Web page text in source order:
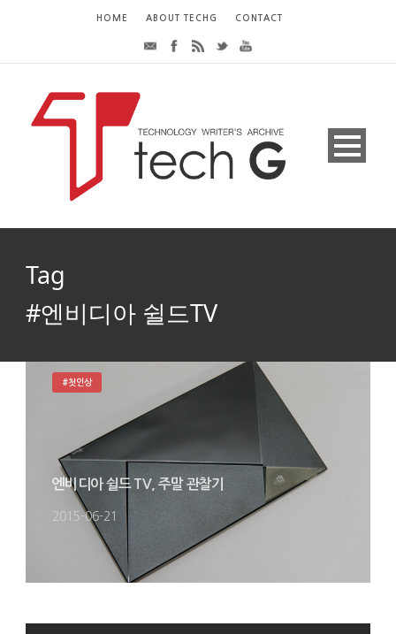
HOME ABOUT TECHG CONTACT
Tag
#엔비디아 쉴드TV
엔비디아 쉴드 TV, 주말 관찰기
2015-06-21
#첫인상